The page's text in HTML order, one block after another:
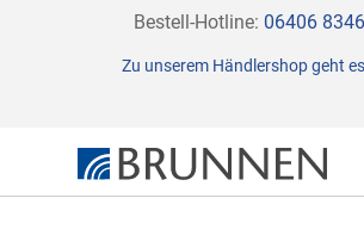
Direkt
Inhalt
Bestell-Hotline: 06406
Zu unserem Händlershop geht